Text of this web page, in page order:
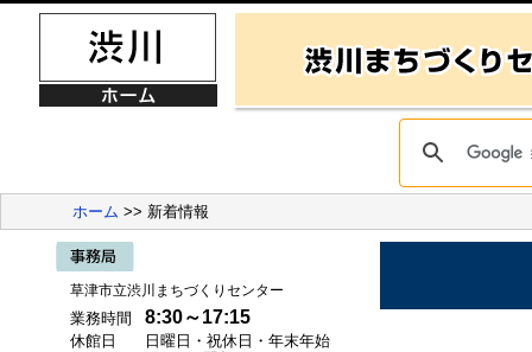
ホーム >> 新着情報
草津市立渋川まちづくりセンター
業務時間 8:30～17:15
休館日
日曜日・祝休日・年末年始